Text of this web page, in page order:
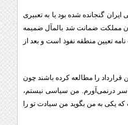
ایران گنجانده شده بود یا به تعبیری
مملکت ضمانت شد بالمآل ضمیمه
تعیین منطقه نفوذ است و بعد از
هر کس متن قرارداد را مطالعه کرده باشند چون
سر درنمی‌آورم. من سیاسی نیستم،
یکی به من بگوید من سیادت تو را